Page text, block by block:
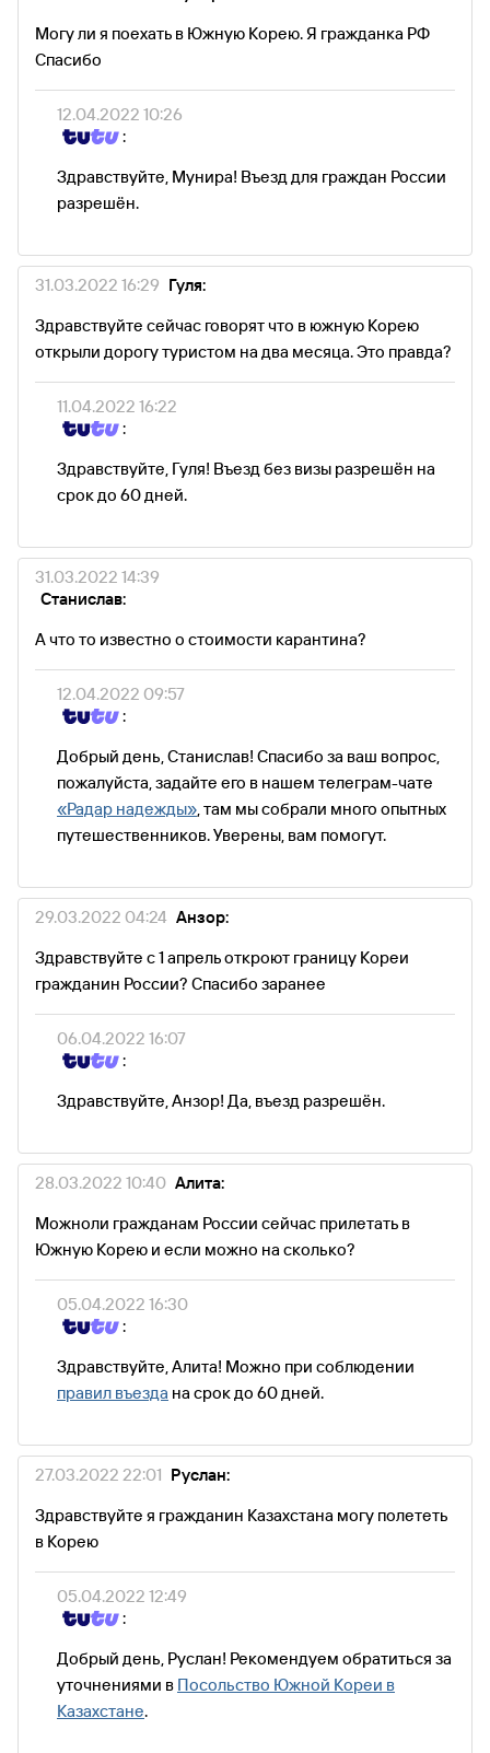
Могу ли я поехать в Южную Корею. Я гражданка РФ
Спасибо
12.04.2022 10:26
:
Здравствуйте, Мунира! Въезд для граждан России
разрешён.
31.03.2022 16:29 Гуля:
Здравствуйте сейчас говорят что в южную Корею
открыли дорогу туристом на два месяца. Это правда?
11.04.2022 16:22
:
Здравствуйте, Гуля! Въезд без визы разрешён на
срок до 60 дней.
31.03.2022 14:39
Станислав:
А что то известно о стоимости карантина?
12.04.2022 09:57
:
Добрый день, Станислав! Спасибо за ваш вопрос,
пожалуйста, задайте его в нашем телеграм-чате
«Радар надежды», там мы собрали много опытных
путешественников. Уверены, вам помогут.
29.03.2022 04:24 Анзор:
Здравствуйте с 1 апрель откроют границу Кореи
гражданин России? Спасибо заранее
06.04.2022 16:07
:
Здравствуйте, Анзор! Да, въезд разрешён.
28.03.2022 10:40 Алита:
Можноли гражданам России сейчас прилетать в
Южную Корею и если можно на сколько?
05.04.2022 16:30
:
Здравствуйте, Алита! Можно при соблюдении
правил въезда на срок до 60 дней.
27.03.2022 22:01 Руслан:
Здравствуйте я гражданин Казахстана могу полететь
в Корею
05.04.2022 12:49
:
Добрый день, Руслан! Рекомендуем обратиться за
уточнениями в Посольство Южной Кореи в
Казахстане.